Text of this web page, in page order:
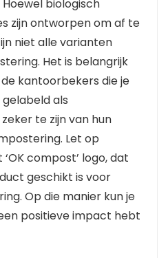
biologisch
zijn ontworpen om af te
niet alle varianten
Het is belangrijk
kantoorbekers die je
als
te zijn van hun
Let op
compost’ logo, dat
geschikt is voor
Op die manier kun je
positieve impact hebt